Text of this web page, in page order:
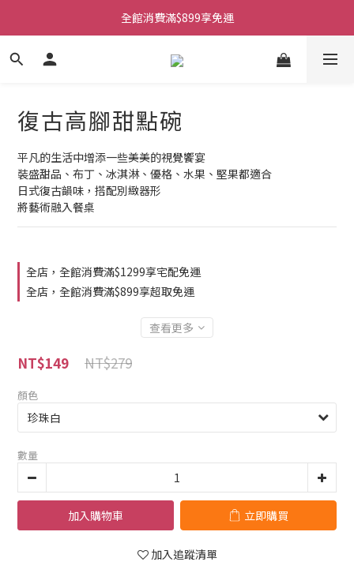
全館消費滿$899享免運
復古高腳甜點碗
平凡的生活中增添一些美美的視覺饗宴
裝盛甜品、布丁、冰淇淋、優格、水果、堅果都適合
日式復古韻味，搭配別緻器形
將藝術融入餐桌
全店，全館消費滿$1299享宅配免運
全店，全館消費滿$899享超取免運
查看更多
NT$279
NT$149
顏色
數量
加入購物車 立即購買
加入追蹤清單